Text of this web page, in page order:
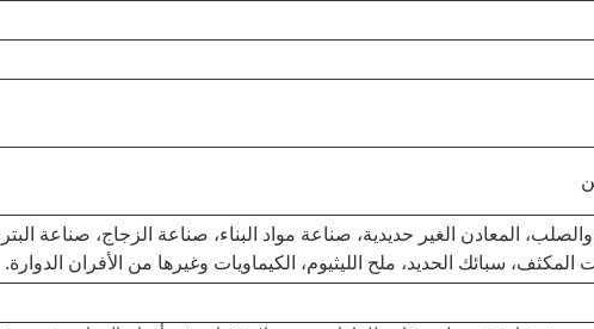
المعادن الغير حديدية، صناعة مواد البناء، صناعة الزجاج، صناعة
المكثف، سبائك الحديد، ملح الليثيوم، الكيماويات وغيرها من الأفران الدوارة.